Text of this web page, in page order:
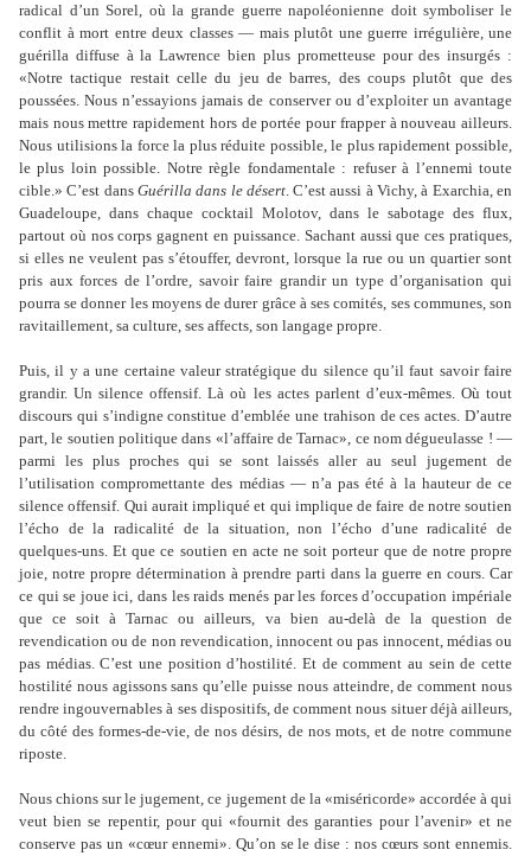
radical d’un Sorel, où la grande guerre napoléonienne doit symboliser le
conflit à mort entre deux classes — mais plutôt une guerre irrégulière, une
guérilla diffuse à la Lawrence bien plus prometteuse pour des insurgés :
«Notre tactique restait celle du jeu de barres, des coups plutôt que des
poussées. Nous n’essayions jamais de conserver ou d’exploiter un avantage
mais nous mettre rapidement hors de portée pour frapper à nouveau ailleurs.
Nous utilisions la force la plus réduite possible, le plus rapidement possible,
le plus loin possible. Notre règle fondamentale : refuser à l’ennemi toute
cible.» C’est dans Guérilla dans le désert. C’est aussi à Vichy, à Exarchia, en
Guadeloupe, dans chaque cocktail Molotov, dans le sabotage des flux,
partout où nos corps gagnent en puissance. Sachant aussi que ces pratiques,
si elles ne veulent pas s’étouffer, devront, lorsque la rue ou un quartier sont
pris aux forces de l’ordre, savoir faire grandir un type d’organisation qui
pourra se donner les moyens de durer grâce à ses comités, ses communes, son
ravitaillement, sa culture, ses affects, son langage propre.
Puis, il y a une certaine valeur stratégique du silence qu’il faut savoir faire
grandir. Un silence offensif. Là où les actes parlent d’eux-mêmes. Où tout
discours qui s’indigne constitue d’emblée une trahison de ces actes. D’autre
part, le soutien politique dans «l’affaire de Tarnac», ce nom dégueulasse ! —
parmi les plus proches qui se sont laissés aller au seul jugement de
l’utilisation compromettante des médias — n’a pas été à la hauteur de ce
silence offensif. Qui aurait impliqué et qui implique de faire de notre soutien
l’écho de la radicalité de la situation, non l’écho d’une radicalité de
quelques-uns. Et que ce soutien en acte ne soit porteur que de notre propre
joie, notre propre détermination à prendre parti dans la guerre en cours. Car
ce qui se joue ici, dans les raids menés par les forces d’occupation impériale
que ce soit à Tarnac ou ailleurs, va bien au-delà de la question de
revendication ou de non revendication, innocent ou pas innocent, médias ou
pas médias. C’est une position d’hostilité. Et de comment au sein de cette
hostilité nous agissons sans qu’elle puisse nous atteindre, de comment nous
rendre ingouvernables à ses dispositifs, de comment nous situer déjà ailleurs,
du côté des formes-de-vie, de nos désirs, de nos mots, et de notre commune
riposte.
Nous chions sur le jugement, ce jugement de la «miséricorde» accordée à qui
veut bien se repentir, pour qui «fournit des garanties pour l’avenir» et ne
conserve pas un «cœur ennemi». Qu’on se le dise : nos cœurs sont ennemis.